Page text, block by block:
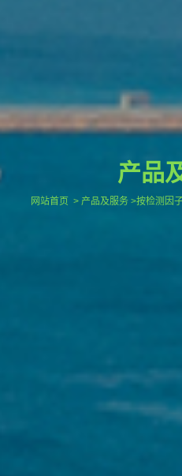
产品
网站首页 > 产品及服务 >按检测因